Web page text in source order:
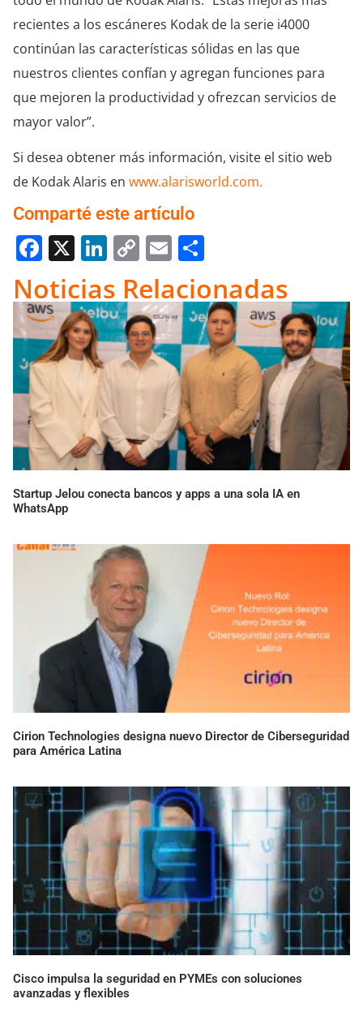
recientes a los escáneres Kodak de la serie i4000
continúan las características sólidas en las que
nuestros clientes confían y agregan funciones para
que mejoren la productividad y ofrezcan servicios de
mayor valor”.
Si desea obtener más información, visite el sitio web
de Kodak Alaris en www.alarisworld.com.
Comparté este artículo
Facebook
X LinkedIn
Copy
Link
Email
Noticias Relacionadas
Startup Jelou conecta bancos y apps a una sola IA en
WhatsApp
Cirion Technologies designa nuevo Director de Ciberseguridad
para América Latina
Cisco impulsa la seguridad en PYMEs con soluciones
avanzadas y flexibles